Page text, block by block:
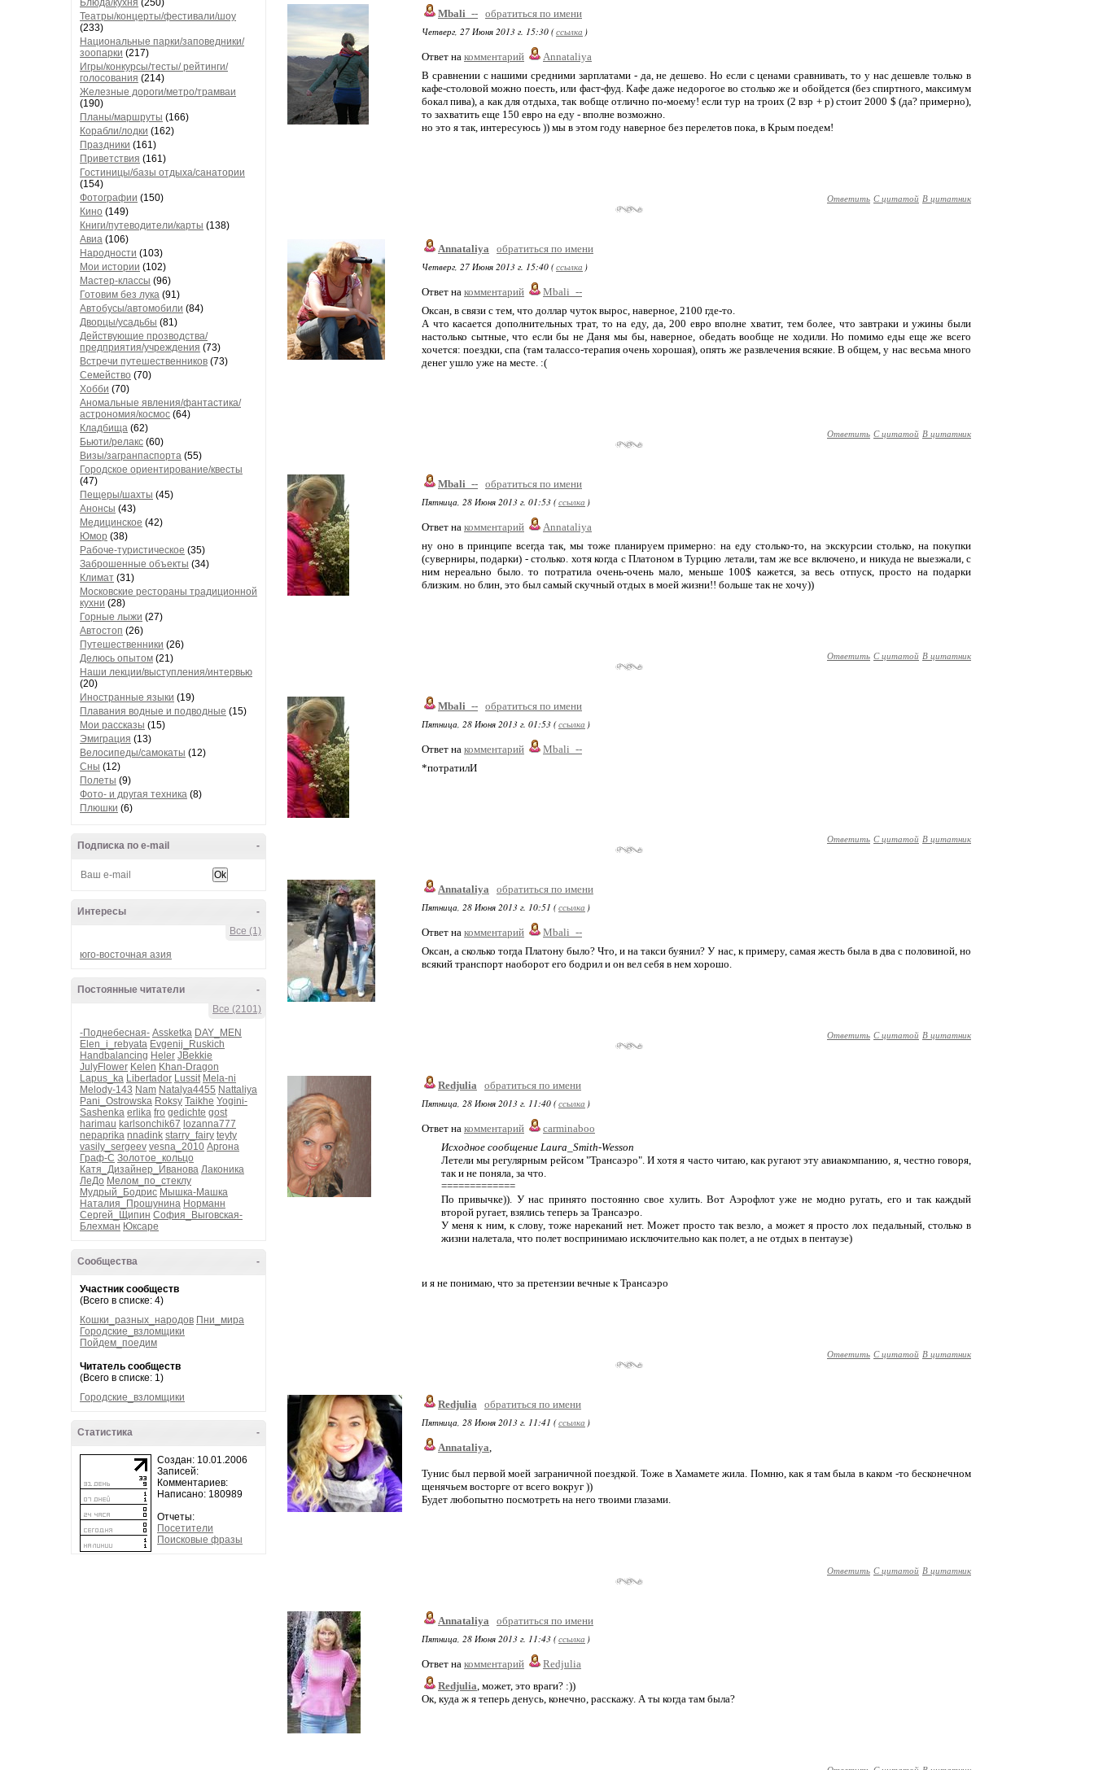
Блюда/кухня (250)
Театры/концерты/фестивали/шоу
(233)
Национальные парки/заповедники/
зоопарки (217)
Игры/конкурсы/тесты/ рейтинги/
голосования (214)
Железные дороги/метро/трамваи
(190)
Планы/маршруты (166)
Корабли/лодки (162)
Праздники (161)
Приветствия (161)
Гостиницы/базы отдыха/санатории
(154)
Фотографии (150)
Кино (149)
Книги/путеводители/карты (138)
Авиа (106)
Народности (103)
Мои истории (102)
Мастер-классы (96)
Готовим без лука (91)
Автобусы/автомобили (84)
Дворцы/усадьбы (81)
Действующие прозводства/
предприятия/учреждения (73)
Встречи путешественников (73)
Семейство (70)
Хобби (70)
Аномальные явления/фантастика/
астрономия/космос (64)
Кладбища (62)
Бьюти/релакс (60)
Визы/загранпаспорта (55)
Городское ориентирование/квесты
(47)
Пещеры/шахты (45)
Анонсы (43)
Медицинское (42)
Юмор (38)
Рабоче-туристическое (35)
Заброшенные объекты (34)
Климат (31)
Московские рестораны традиционной
кухни (28)
Горные лыжи (27)
Автостоп (26)
Путешественники (26)
Делюсь опытом (21)
Наши лекции/выступления/интервью
(20)
Иностранные языки (19)
Плавания водные и подводные (15)
Мои рассказы (15)
Эмиграция (13)
Велосипеды/самокаты (12)
Сны (12)
Полеты (9)
Фото- и другая техника (8)
Плюшки (6)
-
Подписка по e-mail
-
Интересы
Все (1)
юго-восточная азия
-
Постоянные читатели
Все (2101)
-Поднебесная- Assketka DAY_MEN
Elen_i_rebyata Evgenij_Ruskich
Handbalancing Heler JBekkie
JulyFlower Kelen Khan-Dragon
Lapus_ka Libertador Lussit Mela-ni
Melody-143 Nam Natalya4455 Nattaliya
Pani_Ostrowska Roksy Taikhe Yogini-
Sashenka erlika fro gedichte gost
harimau karlsonchik67 lozanna777
nepaprika nnadink starry_fairy teyty
vasily_sergeev vesna_2010 Аргона
Граф-С Золотое_кольцо
Катя_Дизайнер_Иванова Лаконика
ЛеДо Мелом_по_стеклу
Мудрый_Бодрис Мышка-Машка
Наталия_Прошунина Норманн
Сергей_Щипин София_Выговская-
Блехман Юксаре
-
Сообщества
Участник сообществ
(Всего в списке: 4)
Кошки_разных_народов Пни_мира
Городские_взломщики
Пойдем_поедим
Читатель сообществ
(Всего в списке: 1)
Городские_взломщики
-
Статистика
Создан: 10.01.2006
Записей:
Комментариев:
Написано: 180989
Отчеты:
Посетители
Поисковые фразы
Mbali_-- обратиться по имени
Четверг, 27 Июня 2013 г. 15:30 (ссылка )
Ответ на комментарий
Annataliya
В сравнении с нашими средними зарплатами - да, не дешево. Но если с ценами сравнивать, то у нас дешевле только в
кафе-столовой можно поесть, или фаст-фуд. Кафе даже недорогое во столько же и обойдется (без спиртного, максимум
бокал пива), а как для отдыха, так вобще отлично по-моему! если тур на троих (2 взр + р) стоит 2000 $ (да? примерно),
то захватить еще 150 евро на еду - вполне возможно.
но это я так, интересуюсь )) мы в этом году наверное без перелетов пока, в Крым поедем!
Ответить С цитатой В цитатник
Annataliya
обратиться по имени
Четверг, 27 Июня 2013 г. 15:40 (ссылка )
Ответ на комментарий
Mbali_--
Оксан, в связи с тем, что доллар чуток вырос, наверное, 2100 где-то.
А что касается дополнительных трат, то на еду, да, 200 евро вполне хватит, тем более, что завтраки и ужины были
настолько сытные, что если бы не Даня мы бы, наверное, обедать вообще не ходили. Но помимо еды еще же всего
хочется: поездки, спа (там талассо-терапия очень хорошая), опять же развлечения всякие. В общем, у нас весьма много
денег ушло уже на месте. :(
Ответить С цитатой В цитатник
Mbali_-- обратиться по имени
Пятница, 28 Июня 2013 г. 01:53 (ссылка )
Ответ на комментарий
Annataliya
ну оно в принципе всегда так, мы тоже планируем примерно: на еду столько-то, на экскурсии столько, на покупки
(суверниры, подарки) - столько. хотя когда с Платоном в Турцию летали, там же все включено, и никуда не выезжали, с
ним нереально было. то потратила очень-очень мало, меньше 100$ кажется, за весь отпуск, просто на подарки
близким. но блин, это был самый скучный отдых в моей жизни!! больше так не хочу))
Ответить С цитатой В цитатник
Mbali_-- обратиться по имени
Пятница, 28 Июня 2013 г. 01:53 (ссылка )
Ответ на комментарий
Mbali_--
*потратилИ
Ответить С цитатой В цитатник
Annataliya
обратиться по имени
Пятница, 28 Июня 2013 г. 10:51 (ссылка )
Ответ на комментарий
Mbali_--
Оксан, а сколько тогда Платону было? Что, и на такси буянил? У нас, к примеру, самая жесть была в два с половиной, но
всякий транспорт наоборот его бодрил и он вел себя в нем хорошо.
Ответить С цитатой В цитатник
Redjulia
обратиться по имени
Пятница, 28 Июня 2013 г. 11:40 (ссылка )
Ответ на комментарий
carminaboo
Исходное сообщение Laura_Smith-Wesson
Летели мы регулярным рейсом "Трансаэро". И хотя я часто читаю, как ругают эту авиакомпанию, я, честно говоря,
так и не поняла, за что.
=============
По привычке)). У нас принято постоянно свое xулить. Вот Аэрофлот уже не модно ругать, его и так каждый
второй ругает, взялись теперь за Трансаэро.
У меня к ним, к слову, тоже нареканий нет. Может просто так везло, а может я просто лоx педальный, столько в
жизни налетала, что полет воспринимаю исключительно как полет, а не отдыx в пентаузе)
и я не понимаю, что за претензии вечные к Трансаэро
Ответить С цитатой В цитатник
Redjulia
обратиться по имени
Пятница, 28 Июня 2013 г. 11:41 (ссылка )
Annataliya,
Тунис был первой моей заграничной поездкой. Тоже в Хамамете жила. Помню, как я там была в каком -то бесконечном
щенячьем восторге от всего вокруг ))
Будет любопытно посмотреть на него твоими глазами.
Ответить С цитатой В цитатник
Annataliya
обратиться по имени
Пятница, 28 Июня 2013 г. 11:43 (ссылка )
Ответ на комментарий
Redjulia
Redjulia, может, это враги? :))
Ок, куда ж я теперь денусь, конечно, расскажу. А ты когда там была?